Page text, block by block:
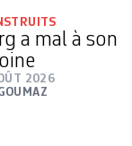
a mal à son
2026